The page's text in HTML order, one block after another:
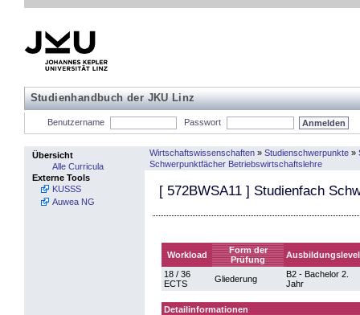
Studienhandbuch der JKU Linz
Benutzername Passwort
Übersicht
Alle Curricula
Externe Tools
KUSSS
Auwea NG
Wirtschaftswissenschaften » Studienschwerpunkte »
Schwerpunktfächer Betriebswirtschaftslehre
[ 572BWSA11 ] Studienfach
Workload
Form der
Prüfung
Ausbildungslevel
18 / 36
ECTS
Gliederung
B2 - Bachelor 2.
Jahr
Detailinformationen